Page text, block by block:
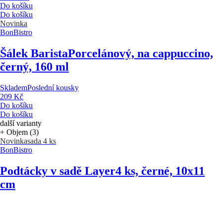
Do košíku
Do košíku
Novinka
BonBistro
Šálek BaristaPorcelánový, na cappuccino,
černý, 160 ml
SklademPoslední kousky
209 Kč
Do košíku
Do košíku
další varianty
+ Objem (3)
Novinkasada 4 ks
BonBistro
Podtácky v sadě Layer4 ks, černé, 10x11
cm